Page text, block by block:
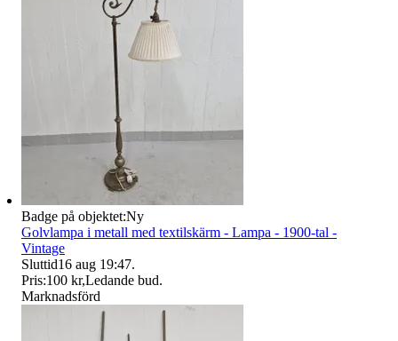
Badge på objektet:Ny
Golvlampa i metall med textilskärm - Lampa - 1900-tal -
Vintage
Sluttid16 aug 19:47.
Pris:100 kr,Ledande bud.
Marknadsförd